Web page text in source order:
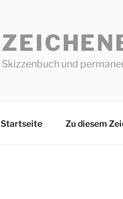
Skizzenbuch und
Startseite Zu diesem